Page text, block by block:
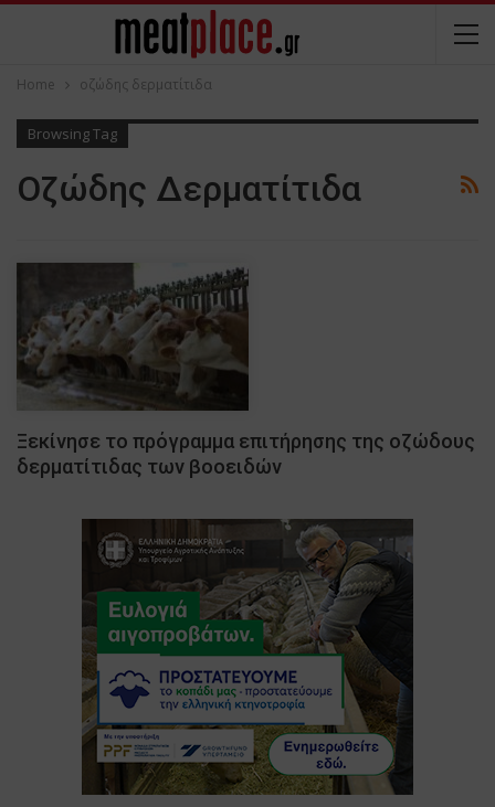
Home οζώδης δερματίτιδα
Browsing Tag
Οζώδης Δερματίτιδα
Ξεκίνησε το πρόγραμμα επιτήρησης της οζώδους
δερματίτιδας των βοοειδών